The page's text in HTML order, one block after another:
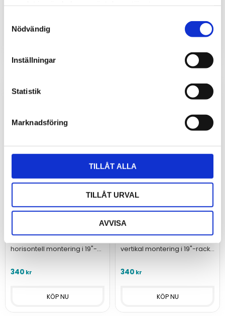
Nödvändig
Inställningar
Statistik
Marknadsföring
TILLÅT ALLA
TILLÅT URVAL
AVVISA
PDF via mail.
19" monteringskit
horisontellt för NETIO
horisontell montering i 19"-
grenuttaget NETIO
340 kr
vertikalt för NETIO
PowerBOX (kopia)
vertikal montering i 19"-rack
NETIO PowerBOX.
340 kr